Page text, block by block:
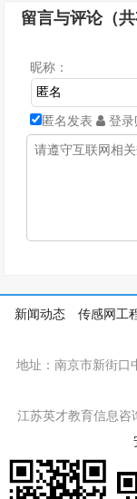
留言与评论（
昵称：
匿名发表 登录
新闻动态 传感网工
地址：南京市新街
江苏英才教育信息